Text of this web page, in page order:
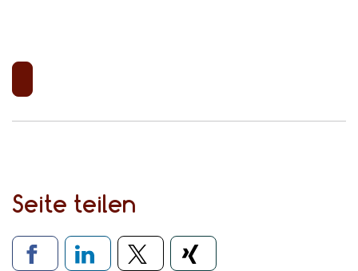
Seite teilen
Verlinkung zu sozialen Medien